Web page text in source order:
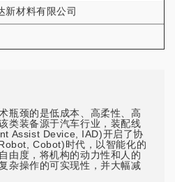
新材料有限公司
瓶颈的是低成本、高柔性、高
类装备源于汽车行业，装配线
Assist Device, IAD)开启了协
Cobot)时代，以智能化的
由度，将机构的动力性和人的
杂操作的可实现性，并大幅减